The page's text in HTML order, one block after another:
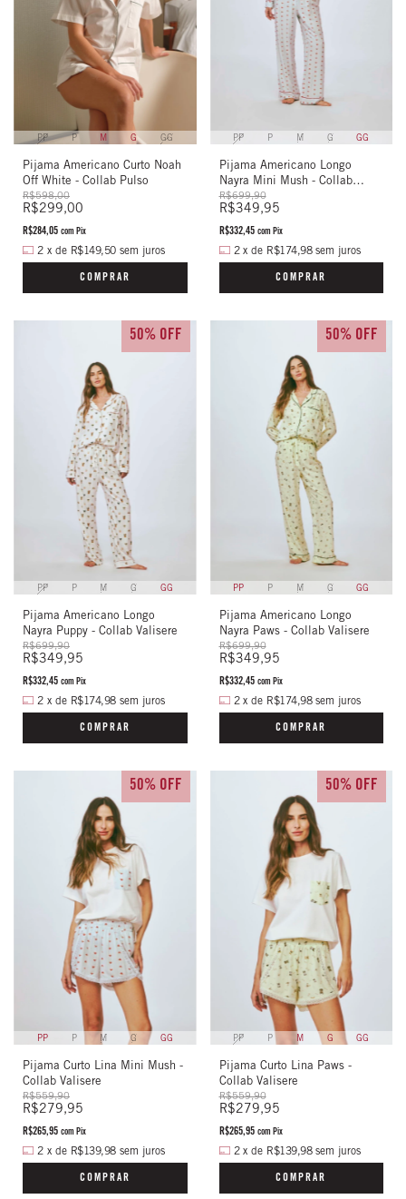
PP P M G GG
Pijama Americano Curto Noah
Off White - Collab Pulso
R$598,00
R$299,00
R$284,05 com Pix
2 x de R$149,50 sem juros
COMPRAR
PP P M G GG
Pijama Americano Longo
Nayra Mini Mush - Collab
Valisere
R$699,90
R$349,95
R$332,45 com Pix
2 x de R$174,98 sem juros
COMPRAR
PP P M G GG
Pijama Americano Longo
Nayra Puppy - Collab Valisere
R$699,90
R$349,95
50% OFF
R$332,45 com Pix
2 x de R$174,98 sem juros
COMPRAR
PP P M G GG
Pijama Americano Longo
Nayra Paws - Collab Valisere
R$699,90
R$349,95
50% OFF
R$332,45 com Pix
2 x de R$174,98 sem juros
COMPRAR
PP P M G GG
Pijama Curto Lina Mini Mush -
Collab Valisere
R$559,90
R$279,95
50% OFF
R$265,95 com Pix
2 x de R$139,98 sem juros
COMPRAR
PP P M G GG
Pijama Curto Lina Paws -
Collab Valisere
R$559,90
R$279,95
50% OFF
R$265,95 com Pix
2 x de R$139,98 sem juros
COMPRAR